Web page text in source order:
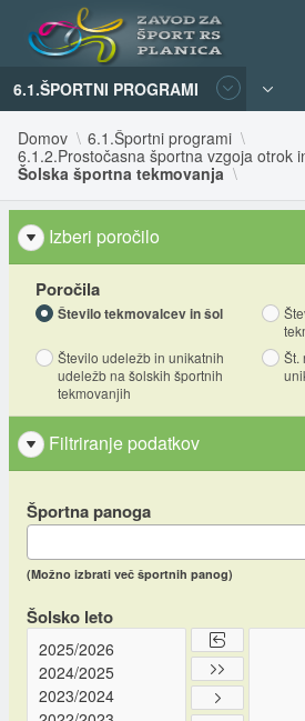
6.1.ŠPORTNI PROGRAMI
Domov
6.1.Športni programi
6.1.2.Prostočasna športna vzgoja otrok
Šolska športna tekmovanja
Izberi poročilo
Poročila
Število tekmovalcev in šol
Število udeležb in unikatnih
udeležb na šolskih športnih
tekmovanjih
Št.
Filtriranje podatkov
Športna panoga
(Možno izbrati več športnih panog)
Šolsko leto